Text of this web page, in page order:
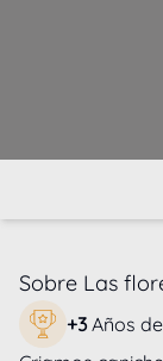
Sobre Las
+3 Años